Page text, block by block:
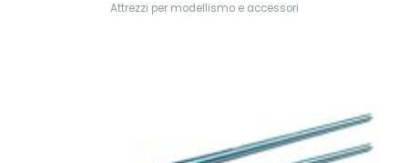
Attrezzi per modellismo e accessori